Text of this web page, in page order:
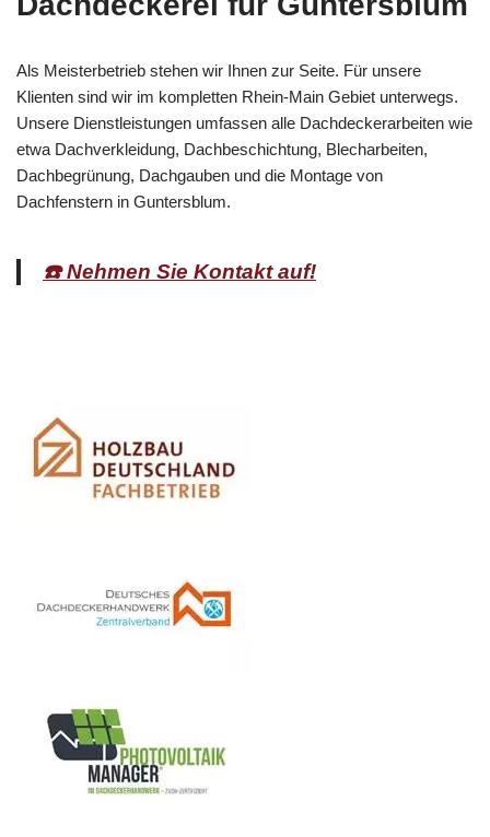
Als Meisterbetrieb stehen wir Ihnen zur Seite. Für unsere
Klienten sind wir im kompletten Rhein-Main Gebiet unterwegs.
Unsere Dienstleistungen umfassen alle Dachdeckerarbeiten wie
etwa Dachverkleidung, Dachbeschichtung, Blecharbeiten,
Dachbegrünung, Dachgauben und die Montage von
Dachfenstern in Guntersblum.
☎️ Nehmen Sie Kontakt auf!